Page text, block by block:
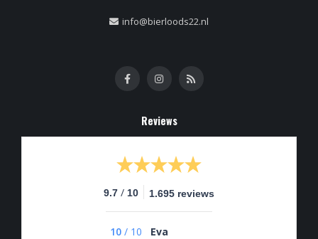
info@bierloods22.nl
Reviews
9.7 / 10 1.695 reviews
10 / 10
Eva